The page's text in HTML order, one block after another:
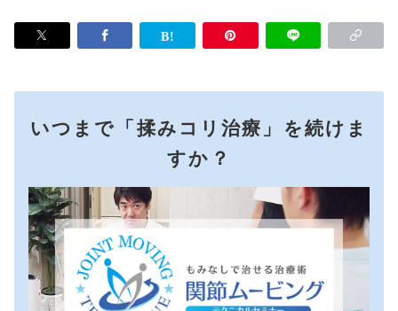
いつまで「揉みコリ治療」を続けま
すか？